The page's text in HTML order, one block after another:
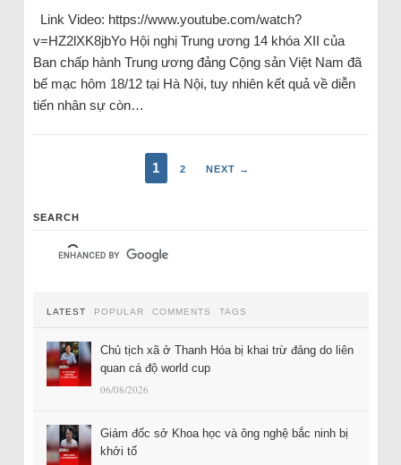
Link Video: https://www.youtube.com/watch?
v=HZ2lXK8jbYo Hội nghị Trung ương 14 khóa XII của
Ban chấp hành Trung ương đảng Cộng sản Việt Nam đã
bế mạc hôm 18/12 tại Hà Nội, tuy nhiên kết quả về diễn
tiến nhân sự còn…
1 2 NEXT →
SEARCH
LATEST POPULAR COMMENTS TAGS
Chủ tịch xã ở Thanh Hóa bị khai trừ đảng do liên
quan cá độ world cup
06/08/2026
Giám đốc sở Khoa học và ông nghệ bắc ninh bị
khởi tố